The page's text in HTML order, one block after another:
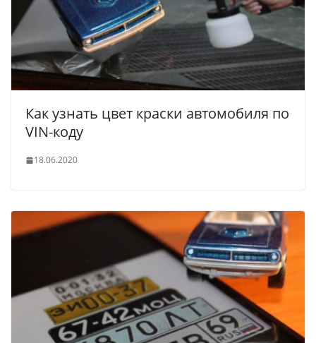
Как узнать цвет краски автомобиля по
VIN-коду
18.06.2020